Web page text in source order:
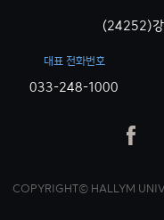
(24252)강
대표 전화번호
033-248-1000
COPYRIGHT© HALLYM